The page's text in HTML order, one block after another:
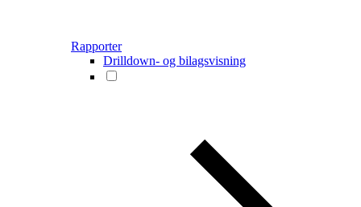
Rapporter
Drilldown- og bilagsvisning